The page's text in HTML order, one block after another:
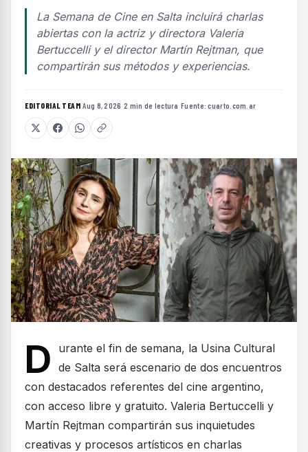
La Semana de Cine en Salta incluirá charlas
abiertas con la actriz y directora Valeria
Bertuccelli y el director Martín Rejtman, que
compartirán sus métodos y experiencias.
EDITORIAL TEAM·Aug 8, 2026 ·2 min de lectura ·Fuente:cuarto.com.ar
D
urante el fin de semana, la Usina Cultural
de Salta será escenario de dos encuentros
con destacados referentes del cine argentino,
con acceso libre y gratuito. Valeria Bertuccelli y
Martín Rejtman compartirán sus inquietudes
creativas y procesos artísticos en charlas